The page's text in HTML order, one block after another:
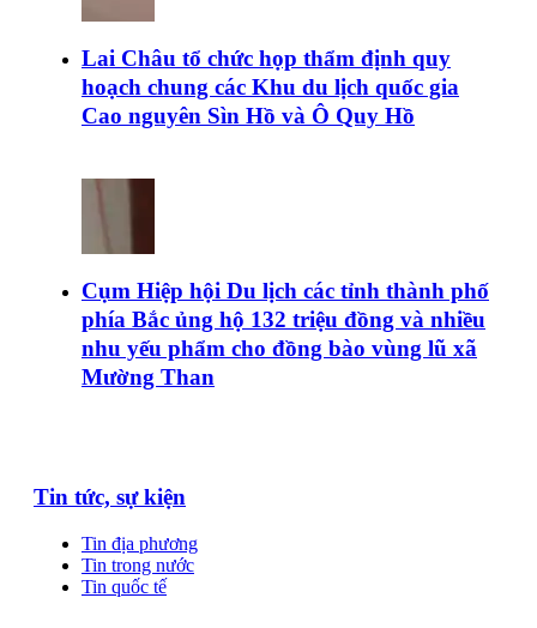
Lai Châu tổ chức họp thẩm định quy
hoạch chung các Khu du lịch quốc gia
Cao nguyên Sìn Hồ và Ô Quy Hồ
Cụm Hiệp hội Du lịch các tỉnh thành phố
phía Bắc ủng hộ 132 triệu đồng và nhiều
nhu yếu phẩm cho đồng bào vùng lũ xã
Mường Than
Tin tức, sự kiện
Tin địa phương
Tin trong nước
Tin quốc tế